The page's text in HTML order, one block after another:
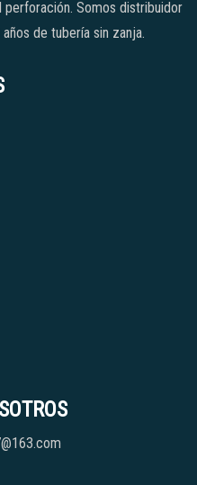
Somos distribuidor
de tubería sin zanja.